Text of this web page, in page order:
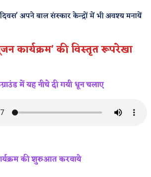
अपने बाल संस्कार केन्द्रों में भी अवश्य मनायें
कार्यक्रम' की विस्तृत रूपरेखा
में यह नीचे दी गयी धून चलाए
की शुरुआत करवाये